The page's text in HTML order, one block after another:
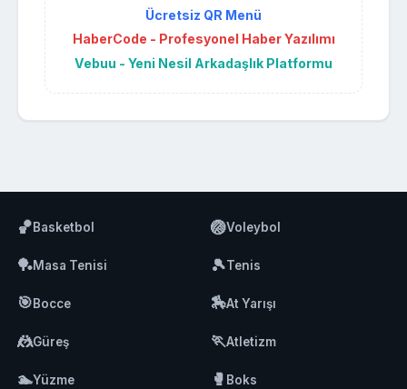
Ücretsiz QR Menü
HaberCode - Profesyonel Haber Yazılımı
Vebuu - Yeni Nesil Arkadaşlık Platformu
🏀Basketbol 🏐Voleybol
🏓Masa Tenisi 🎾Tenis
🎯Bocce 🏇At Yarışı
🤼Güreş 🏃Atletizm
🏊Yüzme 🥊 Boks